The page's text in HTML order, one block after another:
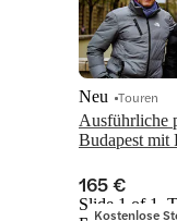
Ausführliche
Budapest mit
Neu Touren
165 €
Kostenlose
Slide 1 of 1,